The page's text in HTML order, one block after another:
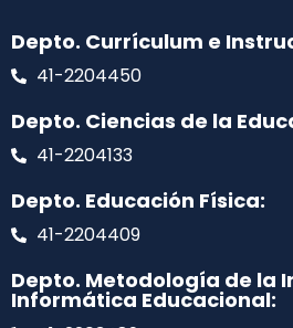
Depto. Currículum e
41-2204450
Depto. Ciencias de la
41-2204133
Depto. Educación Física:
41-2204409
Depto. Metodología de la
Informática Educacional: